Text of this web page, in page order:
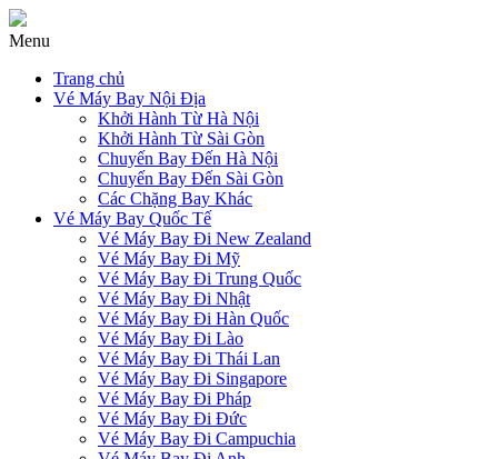
Menu
Trang chủ
Vé Máy Bay Nội Địa
Khởi Hành Từ Hà Nội
Khởi Hành Từ Sài Gòn
Chuyến Bay Đến Hà Nội
Chuyến Bay Đến Sài Gòn
Các Chặng Bay Khác
Vé Máy Bay Quốc Tế
Vé Máy Bay Đi New Zealand
Vé Máy Bay Đi Mỹ
Vé Máy Bay Đi Trung Quốc
Vé Máy Bay Đi Nhật
Vé Máy Bay Đi Hàn Quốc
Vé Máy Bay Đi Lào
Vé Máy Bay Đi Thái Lan
Vé Máy Bay Đi Singapore
Vé Máy Bay Đi Pháp
Vé Máy Bay Đi Đức
Vé Máy Bay Đi Campuchia